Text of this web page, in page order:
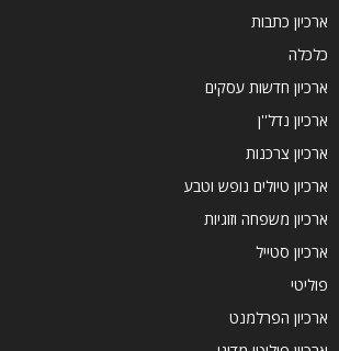
ארכיון כתבות
כלכלה
ארכיון חדשות עסקים
ארכיון נדל''ן
ארכיון צרכנות
ארכיון טיולים נופש וטבע
ארכיון משפחה וזוגיות
ארכיון סטייל
פוליטי
ארכיון הפרלמנט